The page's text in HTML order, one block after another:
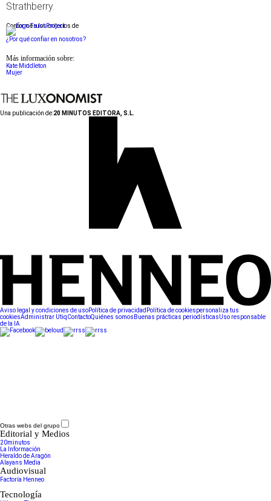
Strathberry.
Conforme a los criterios de
¿Por qué confiar en nosotros?
Más información sobre:
Kate Middleton
Mujer
Una publicación de:20 MINUTOS EDITORA, S.L.
Aviso legal y condiciones de usoPolítica de privacidad Política de cookiespersonaliza tus
cookiesAdministrar UtiqContactoQuiénes somos Buenas prácticas periodísticasUso responsable
de la IA
Otras webs del grupo
Editorial y Medios
20minutos
La Información
Heraldo de Aragón
Alayans Media
Audiovisual
Factoría Henneo
Tecnología